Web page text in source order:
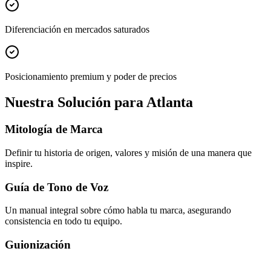
Diferenciación en mercados saturados
Posicionamiento premium y poder de precios
Nuestra Solución para Atlanta
Mitología de Marca
Definir tu historia de origen, valores y misión de una manera que
inspire.
Guía de Tono de Voz
Un manual integral sobre cómo habla tu marca, asegurando
consistencia en todo tu equipo.
Guionización